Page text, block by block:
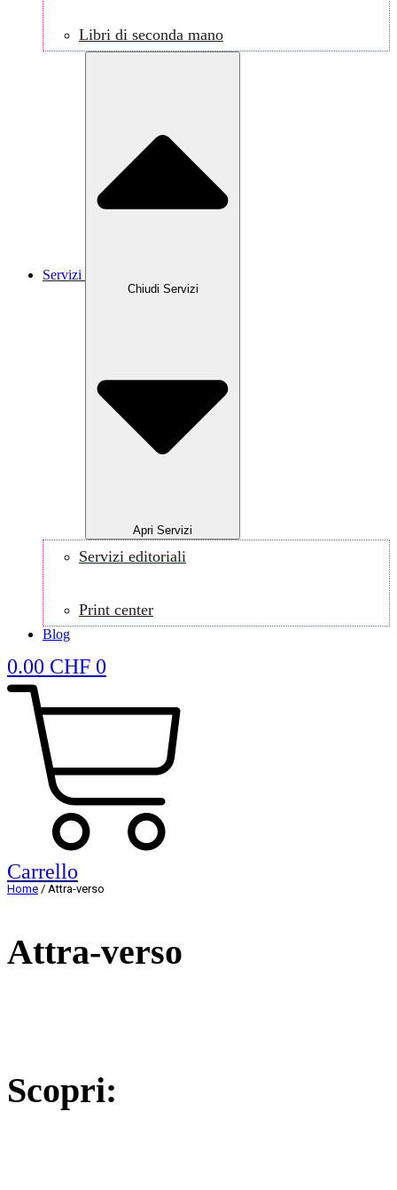
Libri di seconda mano
Servizi
Chiudi Servizi
Apri Servizi
Servizi editoriali
Print center
Blog
0.00 CHF 0
Carrello
Home / Attra-verso
Attra-verso
Scopri: